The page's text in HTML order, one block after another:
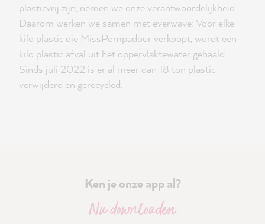
plasticvrij zijn, nemen we onze verantwoordelijkheid.
Daarom werken we samen met everwave: Voor elke
kilo plastic die MissPompadour verkoopt, wordt een
kilo plastic afval uit het oppervlaktewater gehaald.
Sinds juli 2022 is er al meer dan 18 ton plastic
verwijderd en gerecycled.
Ken je onze app al?
Nu downloaden